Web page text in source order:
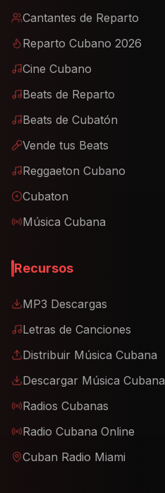
Cantantes de Reparto
Reparto Cubano 2026
Cine Cubano
Beats de Reparto
Beats de Cubatón
Vende tus Beats
Reggaeton Cubano
Cubaton
Música Cubana
Recursos
MP3 Descargas
Letras de Canciones
Distribuir Música Cubana
Descargar Música Cubana
Radios Cubanas
Radio Cubana Online
Cuban Radio Miami